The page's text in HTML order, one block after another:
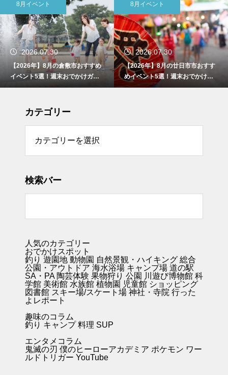
8月イベント
2026.07.30
【2026年】8月の倉敷市おすすめ
イベント5選！週末おでかけガイ
ド
8月イベント
2026.07.30
【2026年】8月の廿日市市おすす
めイベント5選！週末おでかけガ
イド
カテゴリー
検索バー
人気のカテゴリー
おでかけスポット
釣り 遊園地 動物園 自然景観・ハイキング 総合
公園・アウトドア 海水浴場 キャンプ場 道の駅
SA・PA 陶芸体験 果物狩り 公園 川遊び博物館 科
学館 美術館 水族館 植物園 児童館 ショッピング
図書館 スキー場/スケート場 神社・寺院 行った
よレポート
趣味のコラム
釣り キャンプ料理 SUP
エンタメコラム
鬼滅の刃 僕のヒーローアカデミア ポケモン ワー
ルドトリガー YouTube